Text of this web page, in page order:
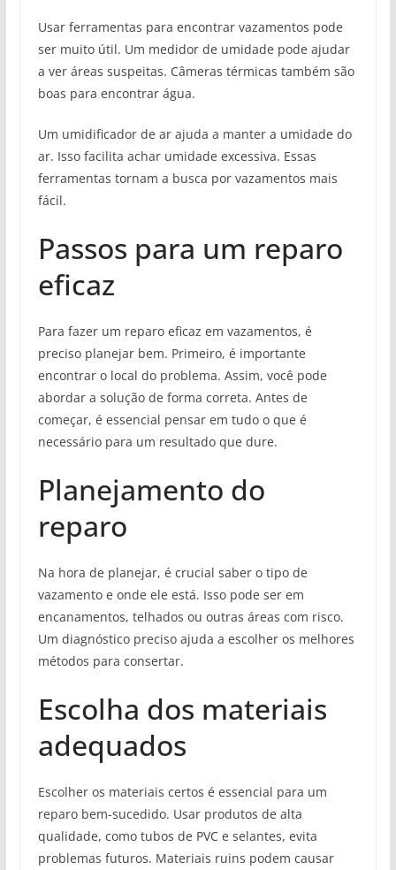
Usar ferramentas para encontrar vazamentos pode
ser muito útil. Um medidor de umidade pode ajudar
a ver áreas suspeitas. Câmeras térmicas também são
boas para encontrar água.
Um umidificador de ar ajuda a manter a umidade do
ar. Isso facilita achar umidade excessiva. Essas
ferramentas tornam a busca por vazamentos mais
fácil.
Passos para um reparo
eficaz
Para fazer um reparo eficaz em vazamentos, é
preciso planejar bem. Primeiro, é importante
encontrar o local do problema. Assim, você pode
abordar a solução de forma correta. Antes de
começar, é essencial pensar em tudo o que é
necessário para um resultado que dure.
Planejamento do
reparo
Na hora de planejar, é crucial saber o tipo de
vazamento e onde ele está. Isso pode ser em
encanamentos, telhados ou outras áreas com risco.
Um diagnóstico preciso ajuda a escolher os melhores
métodos para consertar.
Escolha dos materiais
adequados
Escolher os materiais certos é essencial para um
reparo bem-sucedido. Usar produtos de alta
qualidade, como tubos de PVC e selantes, evita
problemas futuros. Materiais ruins podem causar